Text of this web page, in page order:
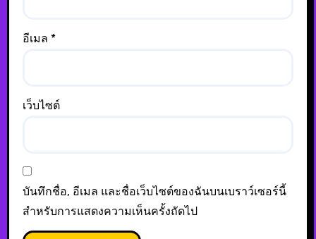
อีเมล *
เว็บไซต์
บันทึกชื่อ, อีเมล และชื่อเว็บไซต์ของฉันบนเบราว์เซอร์นี้
สำหรับการแสดงความเห็นครั้งถัดไป